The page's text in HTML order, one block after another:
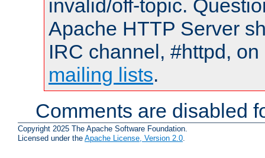
invalid/off-topic.
Apache HTTP Server
IRC channel, #httpd,
mailing lists.
Comments are disabled
Copyright 2025 The Apache Software Foundation.
Licensed under the Apache License, Version 2.0.